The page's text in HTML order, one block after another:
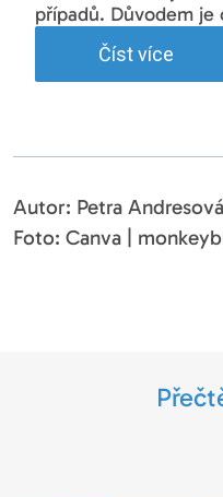
případů. Důvodem je
Číst více
Autor: Petra Andresová
Foto: Canva |